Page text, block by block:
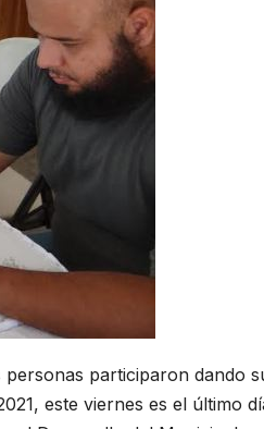
personas participaron dando
este viernes es el último